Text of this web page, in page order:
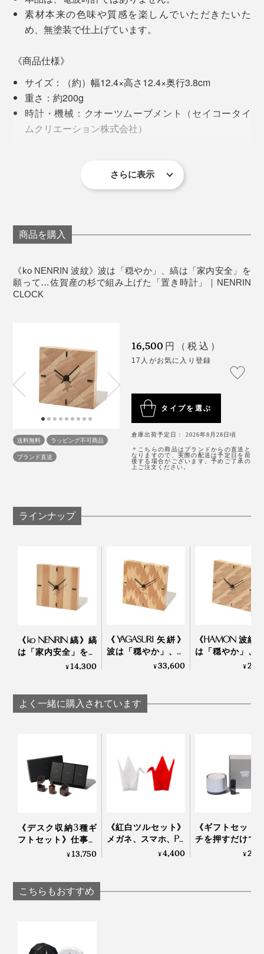
裏面プレートのオリジナルメッセージ例。プレート下部には、吉祥文様の解説入
想いのこもった「ko NENRIN」の時計。目をひくデザ
インながら、リビング、寝室、ダイニング、和室……ど
「ko NENRIN 波紋」は、タテ・ヨコ約12.4cmの正方形
で、デスクやベッドサイドに置きやすいサイズです。
もう一度、自分のものづくりを、問い直すきっかけにな
りました」
その答えが、2018年、地元・佐賀の杉でつくった
『NENRIN』シリーズです。
外材が中心だった業界で、木目や色、乾燥具合、加工の
精度といった、質のそろった国産材、しかも、県内産を
探すのは、簡単ではありませんでした。
「探しては切って、探しては切ってのくり返し。木が見
つかってからも、いまの『NENRIN』シリーズの伝統柄
にたどり着くまでに、幅や角度を、何度も試行錯誤し
て、やっとできあがりました」（實松さん）
り物に、選ばれ続けています。
大切な人への贈り物にふさわしい『NENRIN CLOCK』は、すべてギフトボックス
入りです。写真は、「ko NENRIN 波紋」
「私たちの人生が、一人ひとり違うように、杉の木もさ
赤みがかったものから、茶色、黒っぽいものまであった
り、色もサイズもバラバラ。
いてきた証で、私たち一人ひとりの人生と同じなので、
大事にしたい。
時計は、1本の木から、すべてつくり上げるようにして
います」（實松さん）
上げるなんて、途方もない技術です。
経って、これほど洗練された『NENRIN CLOCK』に生
まれ変わるとは！
杉が育ってきた歴史に、「年輪時計」から『NENRIN
木目のそろった美しさは、まるで、小さな絵画のよう。
リビングのコーナーや、ベッドサイド、玄関、ダイニン
グ、いろんな場所に置いてみましたが、どこでも品のよ
いアクセントになって、空間が引き立ちました。
1分単位の正確な時間は読みとれませんが（笑）、イン
写真上は『NENRIN CLOCK』の「YAGASURI（矢絣）
『NENRIN』シリーズの ティッシュケースもある
それから、もう一つ、お気に入りポイントは「香り」。
ぜひこの香りも楽しんでください。
素材本来の色味や質感を楽しんでいただきたいた
め、無塗装で仕上げています。
《商品仕様》
サイズ：（約）幅12.4×高さ12.4×奥行3.8cm
重さ：約200g
時計・機械：クオーツムーブメント（セイコータイ
ムクリエーション株式会社）
さらに表示
商品を購入
《ko NENRIN 波紋》波は「穏やか」、縞は「家内安全」を
願って…佐賀産の杉で組み上げた「置き時計」｜NENRIN
CLOCK
送料無料
ラッピング不可商品
ブランド直送
16,500 円（税込）
17人がお気に入り登録
タイプを選ぶ
倉庫出荷予定日： 2026年8月28日頃
＊こちらの商品はブランドからの直送と
なりますので、実際の配送は予定日を前
後する場合がございます。予めご了承の
上ご注文ください。
ラインナップ
《ko NENRIN 縞》縞
は「家内安全」を、
波は「穏やか」を願
計」｜NENRIN
CLOCK
¥14,300
《YAGASURI 矢絣》
波は「穏やか」、矢
羽は「繁栄」を願っ
き時計」｜NENRIN
CLOCK
¥33,600
《HAMON 波紋
は「穏やか」、
は「繁栄」を願っ
¥
よく一緒に購入されています
《デスク収納3種ギ
フトセット》仕事の
道具を整理整頓！木
｜M.SCOOP
¥13,750
《紅白ツルセット》
メガネ、スマホ、PC
画面をピカピカにす
¥4,400
《ギフトセット
チを押すだけで
かにスイッチ
¥
こちらもおすすめ